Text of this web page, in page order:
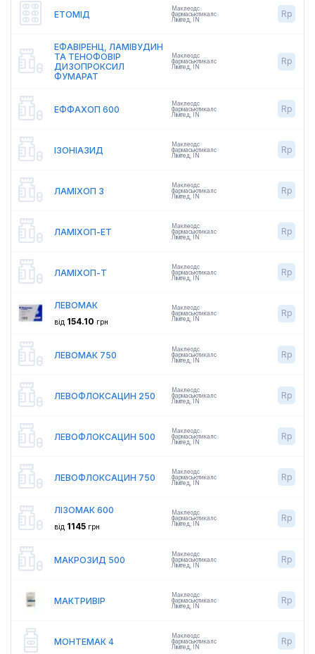
ЕТОМІД
Маклеодс
Фармасьютикалс
Лімітед
IN
Rp
ЕФАВІРЕНЦ, ЛАМІВУДИН
ТА ТЕНОФОВІР
ДИЗОПРОКСИЛ
ФУМАРАТ
Маклеодс
Фармасьютикалс
Лімітед, IN
Rp
ЕФФАХОП 600
Маклеодс
Фармасьютикалс
Лімітед
IN
Rp
ІЗОНІАЗИД
Маклеодс
Фармасьютикалс
Лімітед
IN
Rp
ЛАМІХОП 3
Маклеодс
Фармасьютикалс
Лімітед
IN
Rp
ЛАМІХОП-ЕТ
Маклеодс
Фармасьютикалс
Лімітед
IN
Rp
ЛАМІХОП-Т
Маклеодс
Фармасьютикалс
Лімітед
IN
Rp
ЛЕВОМАК
від 154.10 грн
Маклеодс
Фармасьютикалс
Лімітед, IN
Rp
ЛЕВОМАК 750
Маклеодс
Фармасьютикалс
Лімітед
IN
Rp
ЛЕВОФЛОКСАЦИН 250
Маклеодс
Фармасьютикалс
Лімітед
IN
Rp
ЛЕВОФЛОКСАЦИН 500
Маклеодс
Фармасьютикалс
Лімітед
IN
Rp
ЛЕВОФЛОКСАЦИН 750
Маклеодс
Фармасьютикалс
Лімітед
IN
Rp
ЛІЗОМАК 600
від 1145 грн
Маклеодс
Фармасьютикалс
Лімітед, IN
Rp
МАКРОЗИД 500
Маклеодс
Фармасьютикалс
Лімітед
IN
Rp
МАКТРИВІР
Маклеодс
Фармасьютикалс
Лімітед
IN
Rp
МОНТЕМАК 4
Маклеодс
Фармасьютикалс
Лімітед
IN
Rp